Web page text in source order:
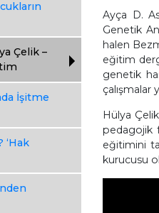
Çelik –
İşitme
‘Hak
Ayça D.
Genetik
halen
eğitim
genetik
çalışmalar
Hülya
pedagojik
eğitimini
kurucusu